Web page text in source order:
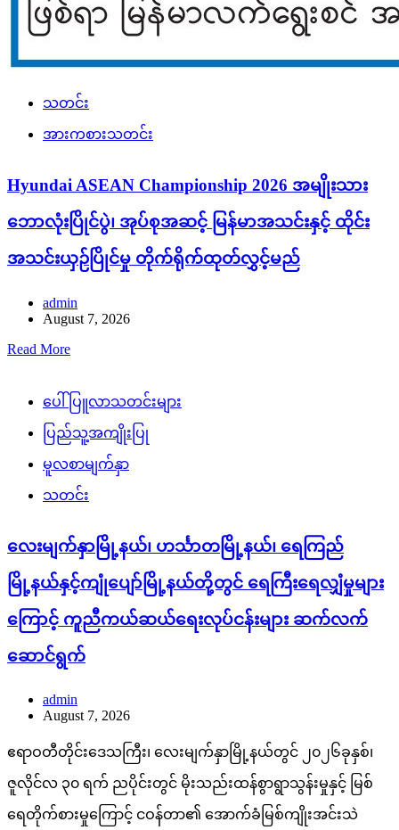
သတင်း
အားကစားသတင်း
Hyundai ASEAN Championship 2026 အမျိုးသား
ဘောလုံးပြိုင်ပွဲ၊ အုပ်စုအဆင့် မြန်မာအသင်းနှင့် ထိုင်း
အသင်းယှဉ်ပြိုင်မှု တိုက်ရိုက်ထုတ်လွှင့်မည်
admin
August 7, 2026
Read More
ပေါ်ပြူလာသတင်းများ
ပြည်သူ့အကျိုးပြု
မူလစာမျက်နှာ
သတင်း
လေးမျက်နှာမြို့နယ်၊ ဟင်္သာတမြို့နယ်၊ ရေကြည်
မြို့နယ်နှင့်ကျုံပျော်မြို့နယ်တို့တွင် ရေကြီးရေလျှံမှုများ
ကြောင့် ကူညီကယ်ဆယ်ရေးလုပ်ငန်းများ ဆက်လက်
ဆောင်ရွက်
admin
August 7, 2026
ဧရာဝတီတိုင်းဒေသကြီး၊ လေးမျက်နှာမြို့နယ်တွင် ၂၀၂၆ခုနှစ်၊
ဇူလိုင်လ ၃၀ ရက် ညပိုင်းတွင် မိုးသည်းထန်စွာရွာသွန်းမှုနှင့် မြစ်
ရေတိုက်စားမှုကြောင့် ငဝန်တာ၏ အောက်ခံမြစ်ကျိုးအင်းသဲ